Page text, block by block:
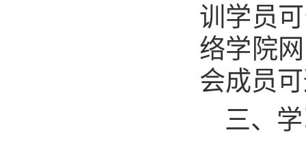
训学员
络学院
会成员
三、